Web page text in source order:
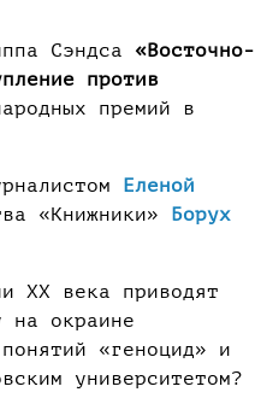
Сэндса «Восточно-
против
премий в
Еленой
«Книжники»
Борух
XX века приводят
на окраине
«геноцид» и
университетом?